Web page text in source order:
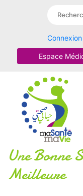
Connexion
Espace
Une Bonne
Meilleure